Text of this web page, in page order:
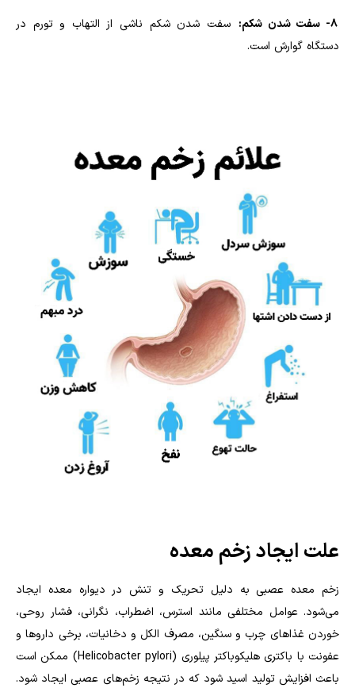
8- سفت شدن شکم:
سفت شدن شکم ناشی از التهاب و تورم در
دستگاه گوارش است.
علت ایجاد زخم معده
زخم معده عصبی به دلیل تحریک و تنش در دیواره معده ایجاد
می‌شود. عوامل مختلفی مانند استرس، اضطراب، نگرانی، فشار روحی،
خوردن غذاهای چرب و سنگین، مصرف الکل و دخانیات، برخی داروها و
عفونت با باکتری هلیکوباکتر پیلوری (Helicobacter pylori) ممکن است
باعث افزایش تولید اسید شود که در نتیجه زخم‌های عصبی ایجاد شود.